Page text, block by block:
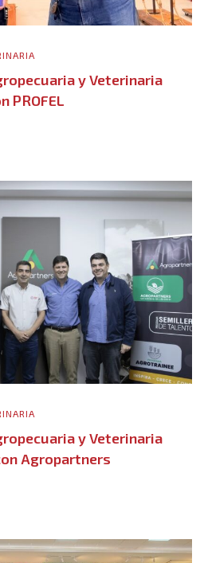
y Veterinaria
PROFEL
y Veterinaria
Agropartners